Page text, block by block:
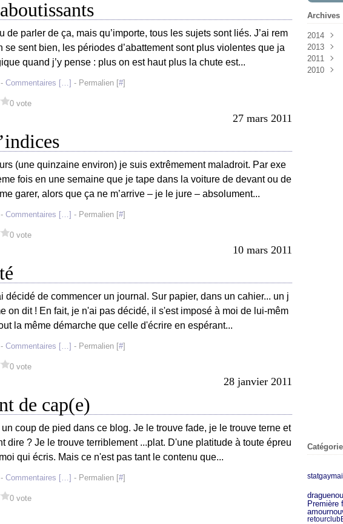
de parler de ça, mais qu’importe, tous les sujets sont liés. J’ai rem
se sent bien, les périodes d’abattement sont plus violentes que ja
quand j’y pense : plus on est haut plus la chute est...
Commentaires […] - Permalien [#]
0 vote
27 mars 2011
(une quinzaine environ) je suis extrêmement maladroit. Par exe
fois en une semaine que je tape dans la voiture de devant ou de
garer, alors que ça ne m’arrive – je le jure – absolument...
Commentaires […] - Permalien [#]
0 vote
10 mars 2011
décidé de commencer un journal. Sur papier, dans un cahier... un j
on dit ! En fait, je n'ai pas décidé, il s'est imposé à moi de lui-mêm
la même démarche que celle d'écrire en espérant...
Commentaires […] - Permalien [#]
0 vote
28 janvier 2011
de cap(e)
coup de pied dans ce blog. Je le trouve fade, je le trouve terne et
dire ? Je le trouve terriblement ...plat. D'une platitude à toute épreu
qui écris. Mais ce n'est pas tant le contenu que...
Commentaires […] - Permalien [#]
0 vote
Archives
2014
Mai(1)
Avril
2013
Octobre
2011
Août
2010
stat
drague
Première
amour
retourclub